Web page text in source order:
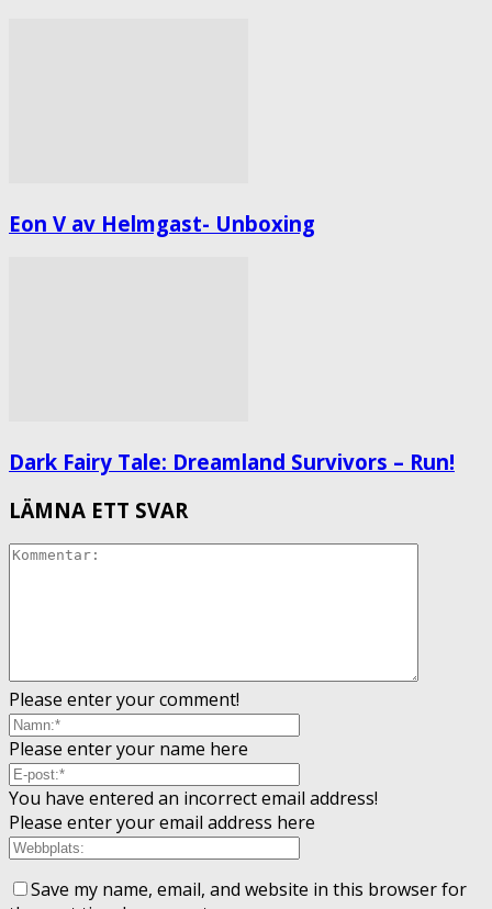
Eon V av Helmgast- Unboxing
Dark Fairy Tale: Dreamland Survivors – Run!
LÄMNA ETT SVAR
Please enter your comment!
Please enter your name here
You have entered an incorrect email address!
Please enter your email address here
Save my name, email, and website in this browser for